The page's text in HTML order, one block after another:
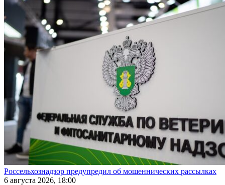
Россельхознадзор предупредил об мошеннических рассылках
6 августа 2026, 18:00